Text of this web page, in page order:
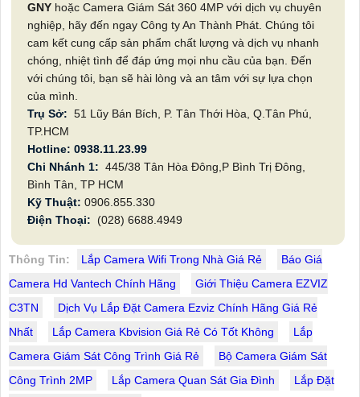
GNY hoặc Camera Giám Sát 360 4MP với dịch vụ chuyên
nghiệp, hãy đến ngay Công ty An Thành Phát. Chúng tôi
cam kết cung cấp sản phẩm chất lượng và dịch vụ nhanh
chóng, nhiệt tình để đáp ứng mọi nhu cầu của bạn. Đến
với chúng tôi, bạn sẽ hài lòng và an tâm với sự lựa chọn
của mình.
Trụ Sở: 51 Lũy Bán Bích, P. Tân Thới Hòa, Q.Tân Phú,
TP.HCM
Hotline: 0938.11.23.99
Chi Nhánh 1: 445/38 Tân Hòa Đông,P Bình Trị Đông,
Bình Tân, TP HCM
Kỹ Thuật: 0906.855.330
Điện Thoại:
(028) 6688.4949
Thông Tin: Lắp Camera Wifi Trong Nhà Giá Rẻ
Báo Giá
Camera Hd Vantech Chính Hãng
Giới Thiệu Camera EZVIZ
C3TN
Dịch Vụ Lắp Đặt Camera Ezviz Chính Hãng Giá Rẻ
Nhất
Lắp Camera Kbvision Giá Rẻ Có Tốt Không
Lắp
Camera Giám Sát Công Trình Giá Rẻ
Bộ Camera Giám Sát
Công Trình 2MP
Lắp Camera Quan Sát Gia Đình
Lắp Đặt